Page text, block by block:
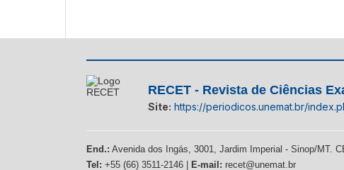
RECET - Revista de Ciências
Site: https://periodicos.unemat.br/
End.: Avenida dos Ingás, 3001, Jardim Imperial - Sinop/MT.
Tel: +55 (66) 3511-2146 | E-mail: recet@unemat.br